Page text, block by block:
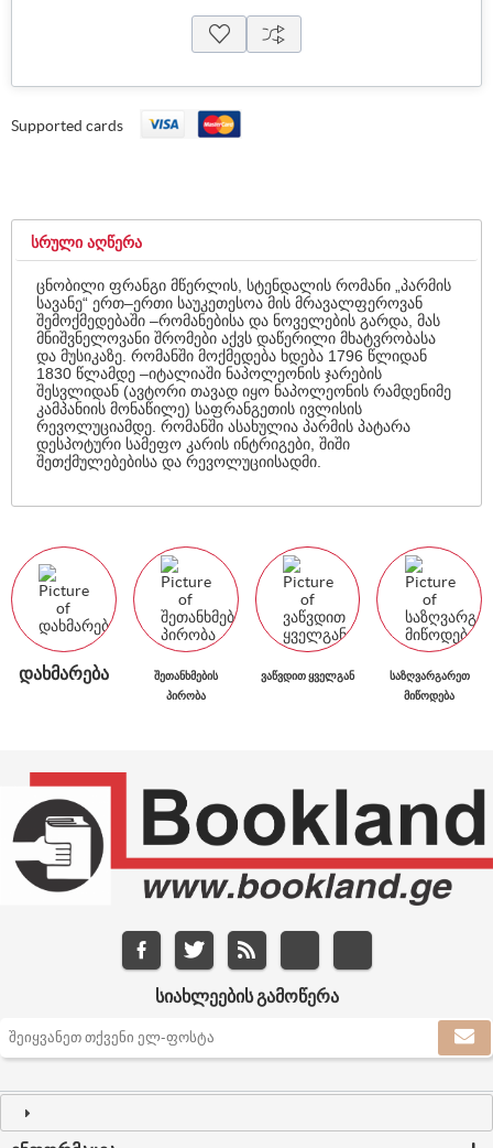
Supported cards
ᲡᲠᲣᲚᲘ ᲐᲦᲬᲔᲠᲐ
ცნობილი ფრანგი მწერლის, სტენდალის რომანი „პარმის
სავანე“ ერთ–ერთი საუკეთესოა მის მრავალფეროვან
შემოქმედებაში –რომანებისა და ნოველების გარდა, მას
მნიშვნელოვანი შრომები აქვს დაწერილი მხატვრობასა
და მუსიკაზე. რომანში მოქმედება ხდება 1796 წლიდან
1830 წლამდე –იტალიაში ნაპოლეონის ჯარების
შესვლიდან (ავტორი თავად იყო ნაპოლეონის რამდენიმე
კამპანიის მონაწილე) საფრანგეთის ივლისის
რევოლუციამდე. რომანში ასახულია პარმის პატარა
დესპოტური სამეფო კარის ინტრიგები, შიში
შეთქმულებებისა და რევოლუციისადმი.
ᲓᲐᲮᲛᲐᲠᲔᲑᲐ
ᲨᲔᲗᲐᲜᲮᲛᲔᲑᲘᲡ
ᲞᲘᲠᲝᲑᲐ
ᲕᲐᲬᲕᲓᲘᲗ ᲧᲕᲔᲚᲒᲐᲜ
ᲡᲐᲖᲦᲕᲐᲠᲒᲐᲠᲔᲗ
ᲛᲘᲬᲝᲓᲔᲑᲐ
ᲡᲘᲐᲮᲚᲔᲔᲑᲘᲡ ᲒᲐᲛᲝᲬᲔᲠᲐ